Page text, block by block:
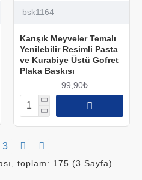
bsk1164
Karışık Meyveler Temalı
Yenilebilir Resimli Pasta
ve Kurabiye Üstü Gofret
Plaka Baskısı
99,90₺
3
toplam: 175 (3 Sayfa)